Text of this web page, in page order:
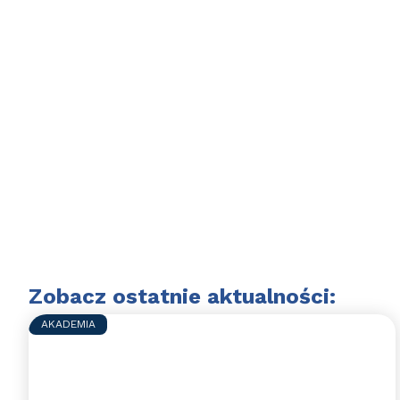
Zobacz ostatnie aktualności:
AKADEMIA